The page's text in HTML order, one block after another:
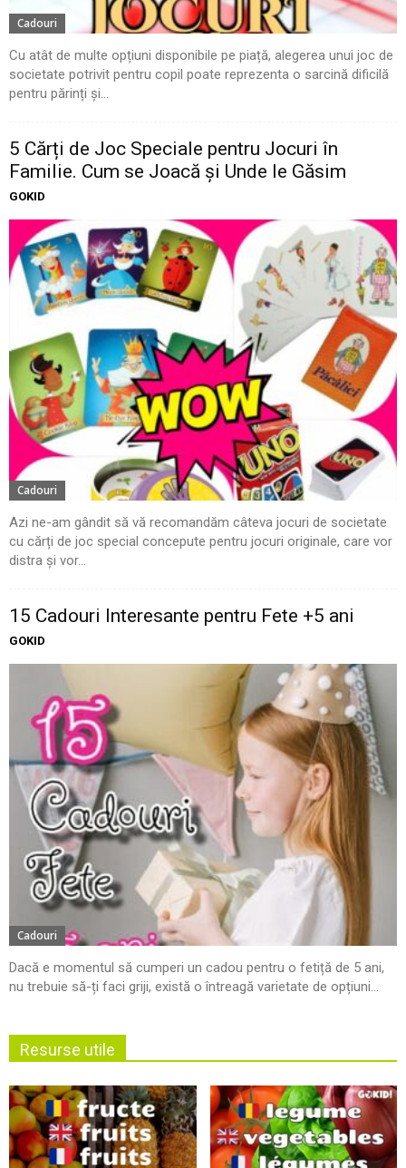
Cadouri
Cu atât de multe opțiuni disponibile pe piață, alegerea unui joc de
societate potrivit pentru copil poate reprezenta o sarcină dificilă
pentru părinți și...
5 Cărți de Joc Speciale pentru Jocuri în
Familie. Cum se Joacă și Unde le Găsim
GOKID
Cadouri
Azi ne-am gândit să vă recomandăm câteva jocuri de societate
cu cărți de joc special concepute pentru jocuri originale, care vor
distra și vor...
15 Cadouri Interesante pentru Fete +5 ani
GOKID
Cadouri
Dacă e momentul să cumperi un cadou pentru o fetiță de 5 ani,
nu trebuie să-ți faci griji, există o întreagă varietate de opțiuni...
Resurse utile